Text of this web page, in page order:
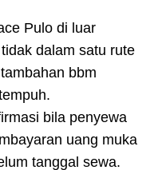
Pulo di luar
dalam satu rute
bbm
bila penyewa
uang muka
tanggal sewa.